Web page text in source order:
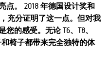
点。 2018 年德国设计奖和
充分证明了这一点。但对我
的感受。无论 T6、T8、
和椅子都带来完全独特的体